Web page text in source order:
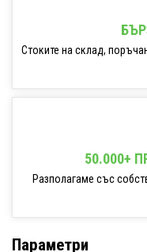
Стоките на склад,
50.000+
Разполагаме със
Параметри